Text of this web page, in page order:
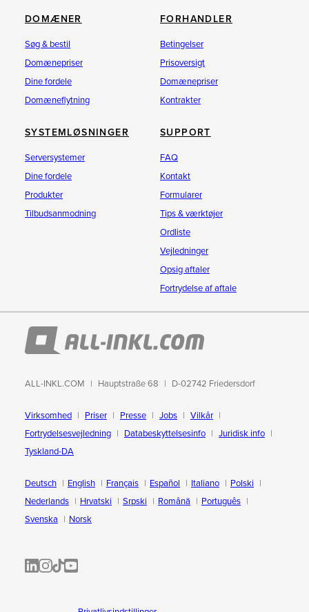
DOMÆNER
Søg & bestil
Domænepriser
Dine fordele
Domæneflytning
FORHANDLER
Betingelser
Prisoversigt
Domænepriser
Kontrakter
SYSTEMLØSNINGER
Serversystemer
Dine fordele
Produkter
Tilbudsanmodning
SUPPORT
FAQ
Kontakt
Formularer
Tips & værktøjer
Ordliste
Vejledninger
Opsig aftaler
Fortrydelse af aftale
ALL-INKL.COM Hauptstraße 68 D-02742 Friedersdorf
Virksomhed Priser Presse Jobs
Vilkår
Fortrydelsesvejledning
Databeskyttelsesinfo
Juridisk info
Tyskland-DA
Deutsch English Français Español Italiano
Polski
Nederlands
Hrvatski Srpski Română
Português
Svenska
Norsk
ALL-INKL.COM | LinkedIn
ALL-INKL.COM • Instagram photos and videos
ALL-INKL.COM | TikTok
ALLINKL.COM - YouTube